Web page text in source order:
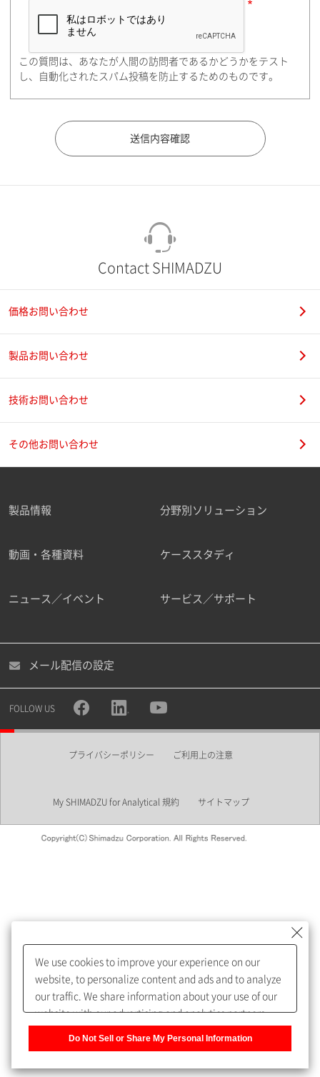
住所検索
都道府県（勤務先）
ご勤務先
職種
所属部署
めします。
My SHIMADZU for Analyticalへ登録いただくと、技術情報や
取扱説明書・Webinarなどの閲覧ができます。
うになります。
この質問は、あなたが人間の訪問者であるかどうかをテスト
し、自動化されたスパム投稿を防止するためのものです。
Contact SHIMADZU
価格お問い合わせ
製品お問い合わせ
技術お問い合わせ
その他お問い合わせ
製品情報 分野別ソリューション
動画・各種資料 ケーススタディ
ニュース／イベント サービス／サポート
メール配信の設定
FOLLOW US
プライバシーポリシー ご利用上の注意
My SHIMADZU for Analytical 規約 サイトマップ
We use cookies to improve your experience on our
website, to personalize content and ads and to analyze
our traffic. We share information about your use of our
website with our advertising and analytics partners,
Do Not Sell or Share My Personal Information